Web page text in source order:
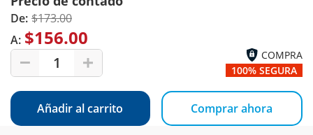
De: $173.00
A: $156.00
1
COMPRA
100% SEGURA
Añadir al carrito Comprar ahora